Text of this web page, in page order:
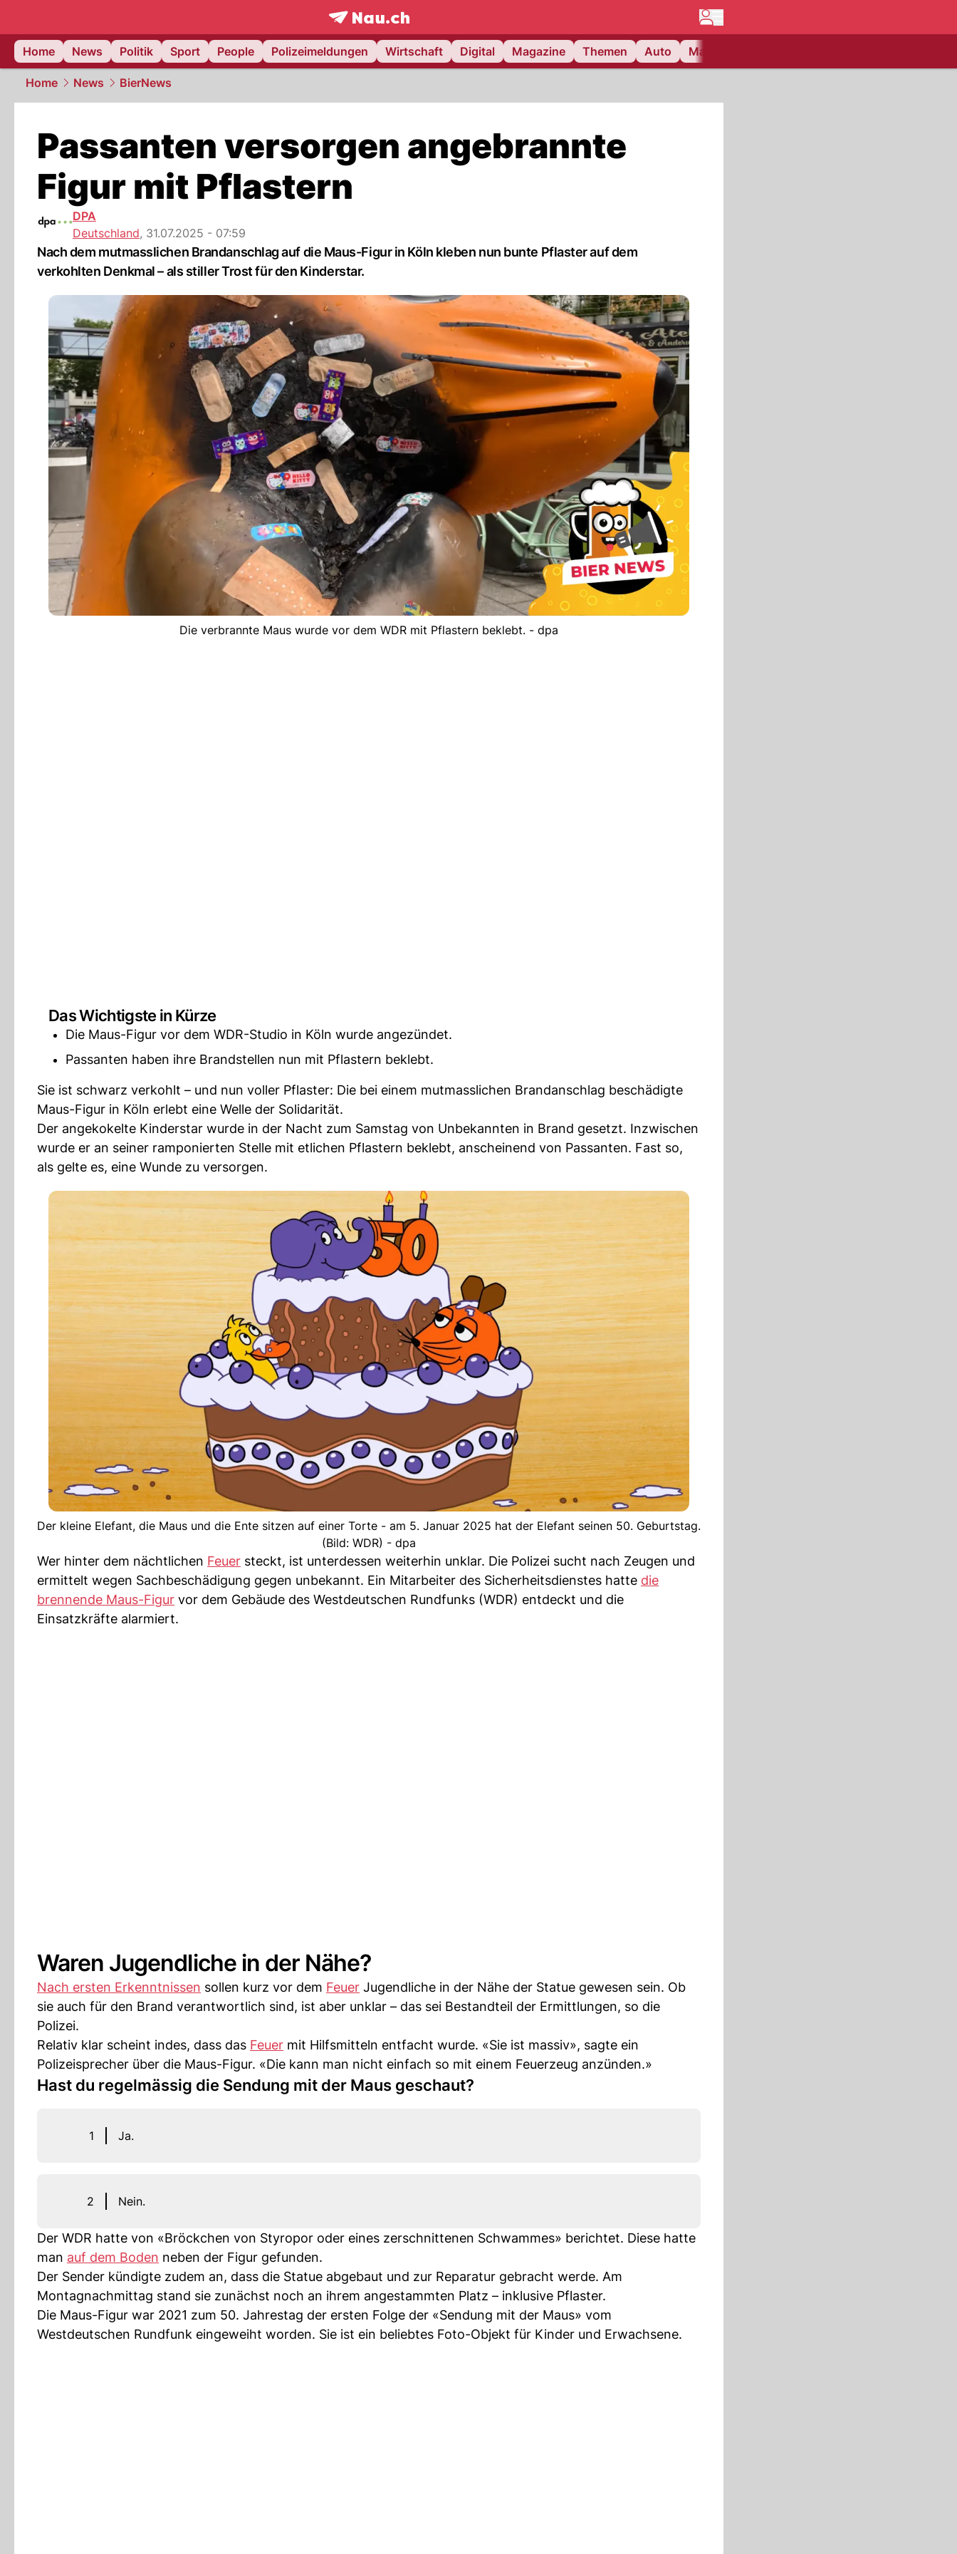
frontpage.NAU.ch
Home
News Politik Sport People Polizeimeldungen Wirtschaft Digital Magazine Themen Auto Matchcenter
Home News BierNews
Passanten versorgen angebrannte
Figur mit Pflastern
DPA
Deutschland, 31.07.2025 - 07:59
Nach dem mutmasslichen Brandanschlag auf die Maus-Figur in Köln kleben nun bunte Pflaster auf dem
verkohlten Denkmal – als stiller Trost für den Kinderstar.
Die verbrannte Maus wurde vor dem WDR mit Pflastern beklebt. - dpa
Das Wichtigste in Kürze
Die Maus-Figur vor dem WDR-Studio in Köln wurde angezündet.
Passanten haben ihre Brandstellen nun mit Pflastern beklebt.
Sie ist schwarz verkohlt – und nun voller Pflaster: Die bei einem mutmasslichen Brandanschlag beschädigte
Maus-Figur in Köln erlebt eine Welle der Solidarität.
Der angekokelte Kinderstar wurde in der Nacht zum Samstag von Unbekannten in Brand gesetzt. Inzwischen
wurde er an seiner ramponierten Stelle mit etlichen Pflastern beklebt, anscheinend von Passanten. Fast so,
als gelte es, eine Wunde zu versorgen.
Der kleine Elefant, die Maus und die Ente sitzen auf einer Torte - am 5. Januar 2025 hat der Elefant seinen 50. Geburtstag.
(Bild: WDR) - dpa
Wer hinter dem nächtlichen Feuer steckt, ist unterdessen weiterhin unklar. Die Polizei sucht nach Zeugen und
ermittelt wegen Sachbeschädigung gegen unbekannt. Ein Mitarbeiter des Sicherheitsdienstes hatte die
brennende Maus-Figur vor dem Gebäude des Westdeutschen Rundfunks (WDR) entdeckt und die
Einsatzkräfte alarmiert.
Waren Jugendliche in der Nähe?
Nach ersten Erkenntnissen sollen kurz vor dem Feuer Jugendliche in der Nähe der Statue gewesen sein. Ob
sie auch für den Brand verantwortlich sind, ist aber unklar – das sei Bestandteil der Ermittlungen, so die
Polizei.
Relativ klar scheint indes, dass das Feuer mit Hilfsmitteln entfacht wurde. «Sie ist massiv», sagte ein
Polizeisprecher über die Maus-Figur. «Die kann man nicht einfach so mit einem Feuerzeug anzünden.»
Hast du regelmässig die Sendung mit der Maus geschaut?
1 Ja.
2 Nein.
Der WDR hatte von «Bröckchen von Styropor oder eines zerschnittenen Schwammes» berichtet. Diese hatte
man auf dem Boden neben der Figur gefunden.
Der Sender kündigte zudem an, dass die Statue abgebaut und zur Reparatur gebracht werde. Am
Montagnachmittag stand sie zunächst noch an ihrem angestammten Platz – inklusive Pflaster.
Die Maus-Figur war 2021 zum 50. Jahrestag der ersten Folge der «Sendung mit der Maus» vom
Westdeutschen Rundfunk eingeweiht worden. Sie ist ein beliebtes Foto-Objekt für Kinder und Erwachsene.